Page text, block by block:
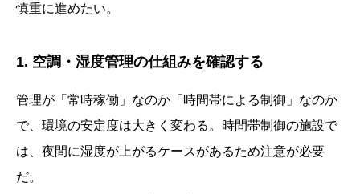
慎重に進めたい。
1. 空調・湿度管理の仕組みを確認する
管理が「常時稼働」なのか「時間帯による制御」なのか
で、環境の安定度は大きく変わる。時間帯制御の施設で
は、夜間に湿度が上がるケースがあるため注意が必要
だ。